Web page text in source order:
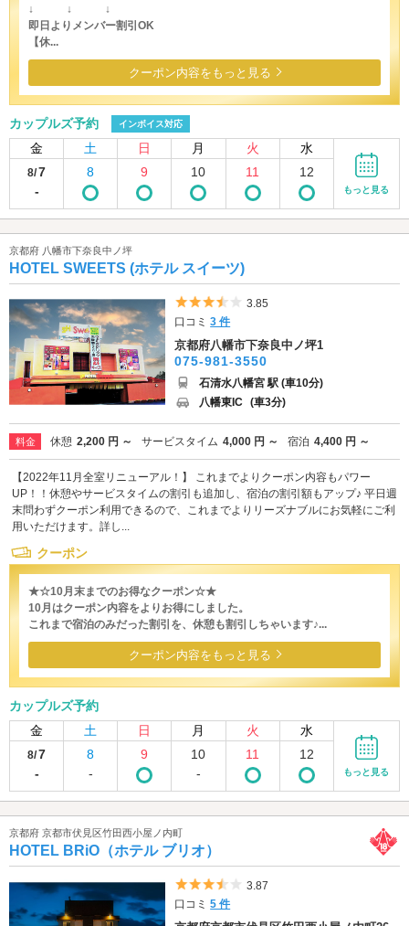
↓ ↓ ↓
即日よりメンバー割引OK
【休...
クーポン内容をもっと見る
カップルズ予約 インボイス対応
金 土 日 月 火 水
8/7
-
8 9 10 11 12
もっと見る
京都府 八幡市下奈良中ノ坪
HOTEL SWEETS (ホテル スイーツ)
5つ星のうち3.5
3.85
口コミ3 件
京都府八幡市下奈良中ノ坪1
075-981-3550
石清水八幡宮 駅 (車10分)
八幡東IC (車3分)
料金 休憩 2,200 円 ～ サービスタイム 4,000 円 ～ 宿泊 4,400 円 ～
【2022年11月全室リニューアル！】 これまでよりクーポン内容もパワー
UP！！休憩やサービスタイムの割引も追加し、宿泊の割引額もアップ♪ 平日週
末問わずクーポン利用できるので、これまでよりリーズナブルにお気軽にご利
用いただけます。詳し...
クーポン
★☆10月末までのお得なクーポン☆★
10月はクーポン内容をよりお得にしました。
これまで宿泊のみだった割引を、休憩も割引しちゃいます♪...
クーポン内容をもっと見る
カップルズ予約
金
土 日 月 火 水
8/7
-
8
-
9
10
-
11 12
もっと見る
京都府 京都市伏見区竹田西小屋ノ内町
HOTEL BRiO（ホテル ブリオ）
5つ星のうち3.5
3.87
口コミ5 件